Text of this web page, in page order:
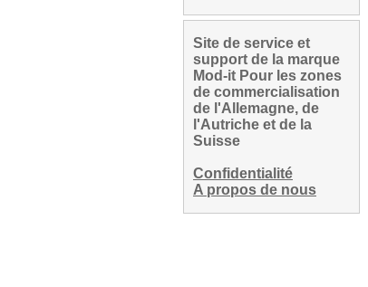
Site de service et
support de la marque
Mod-it Pour les zones
de commercialisation
de l'Allemagne, de
l'Autriche et de la
Suisse
Confidentialité
A propos de nous